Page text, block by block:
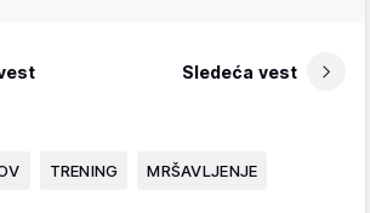
Sledeća vest
TRENING MRŠAVLJENJE